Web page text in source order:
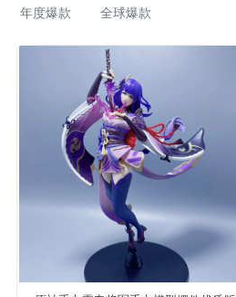
年度爆款 全球爆款